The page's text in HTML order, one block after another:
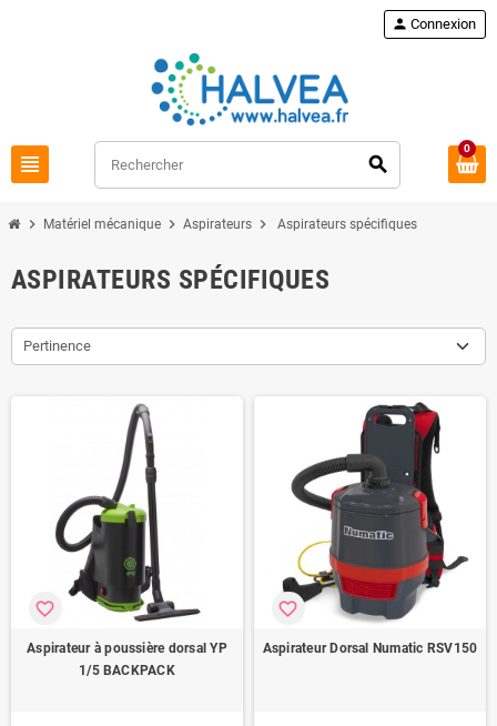
view_headline search
person Connexion
0
chevron_right Matériel mécanique chevron_right Aspirateurs chevron_right Aspirateurs spécifiques
ASPIRATEURS SPÉCIFIQUES
Pertinence
Aspirateur à poussière dorsal YP
1/5 BACKPACK
favorite_border
Aspirateur Dorsal Numatic RSV150
favorite_border